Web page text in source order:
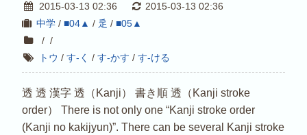
2015-03-13 02:36
2015-03-13 02:36
中学/ ■04▲ / 辵 / ■05▲
/ /
トウ /す-く /す-かす /す-ける
透 透 漢字 透（Kanji） 書き順 透（Kanji stroke
order） There is not only one “Kanji stroke order
(Kanji no kakijyun)”. There can be several Kanji stroke